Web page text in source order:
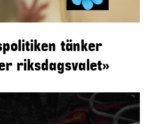
tänker
riksdagsvalet»